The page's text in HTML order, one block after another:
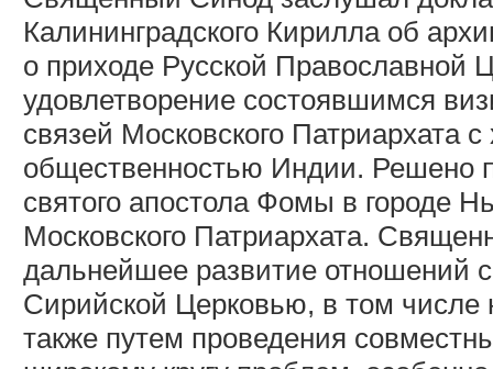
Калининградского Кирилла об
о приходе Русской Православной
удовлетворение состоявшимся
связей Московского Патриархата
общественностью Индии. Решено
святого апостола Фомы в городе
Московского Патриархата.
дальнейшее развитие отношений
Сирийской Церковью, в том числе
также путем проведения